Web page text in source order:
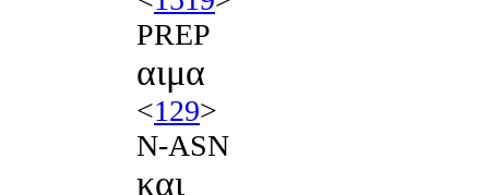
PREP
αιμα
<129>
N-ASN
και